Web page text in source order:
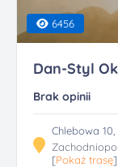
6456
Dan-Styl
Brak opinii
Chlebowa
[Pokaż trasę]